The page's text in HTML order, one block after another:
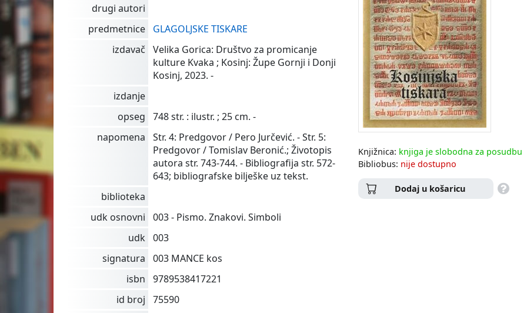
drugi autori
predmetnice
GLAGOLJSKE TISKARE
izdavač
Velika Gorica: Društvo za promicanje
kulture Kvaka ; Kosinj: Župe Gornji i Donji
Kosinj, 2023. -
izdanje
opseg
748 str. : ilustr. ; 25 cm. -
napomena
Str. 4: Predgovor / Pero Jurčević. - Str. 5:
Predgovor / Tomislav Beronić.; Životopis
autora str. 743-744. - Bibliografija str. 572-
643; bibliografske bilješke uz tekst.
biblioteka
udk osnovni
003 - Pismo. Znakovi. Simboli
udk
003
signatura
003 MANCE kos
isbn
9789538417221
id broj
75590
Knjižnica: knjiga je slobodna za posudbu
Bibliobus: nije dostupno
Dodaj u košaricu